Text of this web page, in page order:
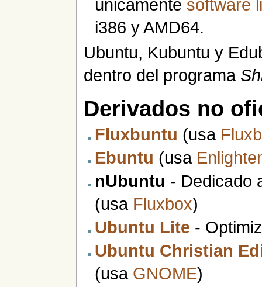
únicamente software
i386 y AMD64.
Ubuntu, Kubuntu y
dentro del programa
Derivados no
Fluxbuntu (usa
Ebuntu (usa
nUbuntu - Dedicado
(usa Fluxbox)
Ubuntu Lite -
Ubuntu Christian
(usa GNOME)